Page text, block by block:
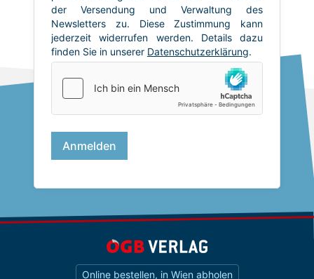
Online bestellen, in Wien abholen